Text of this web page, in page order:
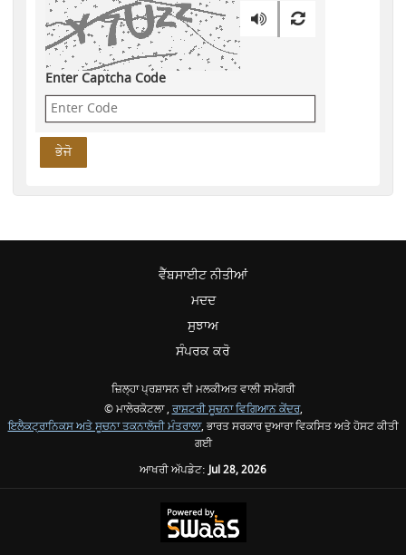
Enter Captcha Code
ਵੈੱਬਸਾਈਟ ਨੀਤੀਆਂ
ਮਦਦ
ਸੁਝਾਅ
ਸੰਪਰਕ ਕਰੋ
ਜ਼ਿਲ੍ਹਾ ਪ੍ਰਸ਼ਾਸਨ ਦੀ ਮਲਕੀਅਤ ਵਾਲੀ ਸਮੱਗਰੀ
© ਮਾਲੇਰਕੋਟਲਾ , ਰਾਸ਼ਟਰੀ ਸੂਚਨਾ ਵਿਗਿਆਨ ਕੇਂਦਰ,
ਇਲੈਕਟ੍ਰਾਨਿਕਸ ਅਤੇ ਸੂਚਨਾ ਤਕਨਾਲੋਜੀ ਮੰਤਰਾਲਾ, ਭਾਰਤ ਸਰਕਾਰ ਦੁਆਰਾ ਵਿਕਸਿਤ ਅਤੇ ਹੋਸਟ ਕੀਤੀ
ਗਈ
ਆਖਰੀ ਅੱਪਡੇਟ:Jul 28, 2026